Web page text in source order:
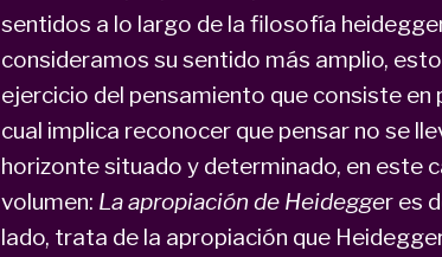
sentidos a lo largo de la filosofía
consideramos su sentido más amplio,
ejercicio del pensamiento que consiste
cual implica reconocer que pensar no se
horizonte situado y determinado, en este
volumen: La apropiación de Heidegger es
lado, trata de la apropiación que